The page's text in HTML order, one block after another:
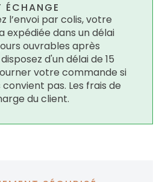
ÉCHANGE
l’envoi par colis, votre
expédiée dans un délai
ouvrables après
d'un délai de 15
votre commande si
pas. Les frais de
du client.